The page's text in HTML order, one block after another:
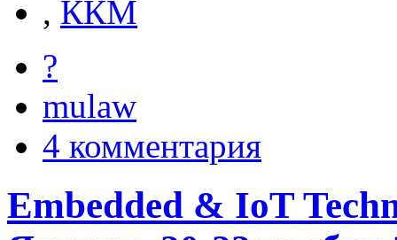
, ККМ
?
mulaw
4 комментария
Embedded & IoT